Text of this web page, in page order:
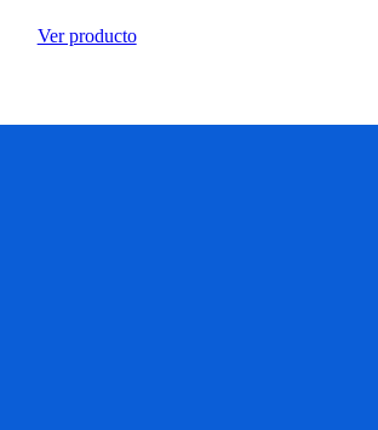
Ver producto